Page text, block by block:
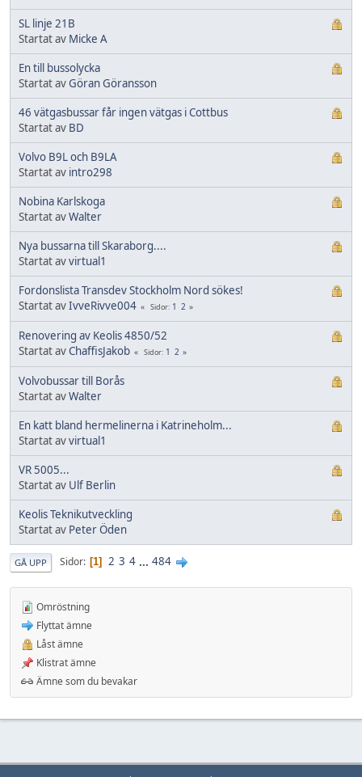
SL linje 21B
Startat av Micke A
En till bussolycka
Startat avGöran Göransson
46 vätgasbussar får ingen vätgas i Cottbus
Startat av BD
Volvo B9L och B9LA
Startat av intro298
Nobina Karlskoga
Startat avWalter
Nya bussarna till Skaraborg....
Startat avvirtual1
Fordonslista Transdev Stockholm Nord sökes!
Startat avIvveRivve004 Sidor 1 2
Renovering av Keolis 4850/52
Startat avChaffisJakob Sidor 1 2
Volvobussar till Borås
Startat avWalter
En katt bland hermelinerna i Katrineholm...
Startat avvirtual1
VR 5005...
Startat av Ulf Berlin
Keolis Teknikutveckling
Startat av Peter Öden
GÅ UPP Sidor 1 2 3 4 ... 484
Omröstning
Flyttat ämne
Låst ämne
Klistrat ämne
Ämne som du bevakar